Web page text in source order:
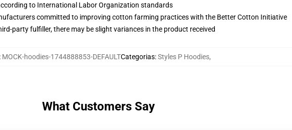
to International Labor Organization standards
committed to improving cotton farming practices with the Better Cotton Initiative
party fulfiller, there may be slight variances in the product received
MOCK-hoodies-1744888853-DEFAULTCategorias:Styles P Hoodies,
What Customers Say